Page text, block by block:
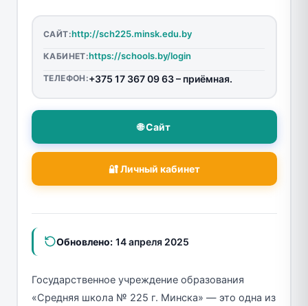
САЙТ:http://sch225.minsk.edu.by
КАБИНЕТ:https://schools.by/login
ТЕЛЕФОН:+375 17 367 09 63 – приёмная.
🌐 Сайт
🔐 Личный кабинет
Обновлено: 14 апреля 2025
Государственное учреждение образования
«Средняя школа № 225 г. Минска» — это одна из